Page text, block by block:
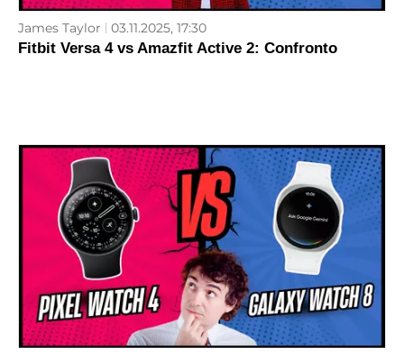
James Taylor 03.11.2025, 17:30
Fitbit Versa 4 vs Amazfit Active 2: Confronto